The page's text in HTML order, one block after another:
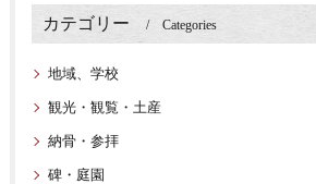
カテゴリー Categories
地域、学校
観光・観覧・土産
納骨・参拝
碑・庭園